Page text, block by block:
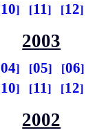
10 11 12
2003
04 05
06
10 11 12
2002